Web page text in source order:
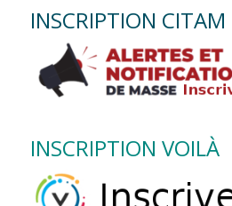
INSCRIPTION CITAM
INSCRIPTION VOILÀ